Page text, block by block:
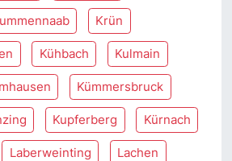
Krün
Kühbach Kulmain
Kümmersbruck
Kupferberg Kürnach
Laberweinting Lachen